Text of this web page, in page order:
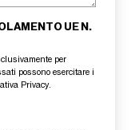
UE N.
per
possono esercitare i
Privacy.